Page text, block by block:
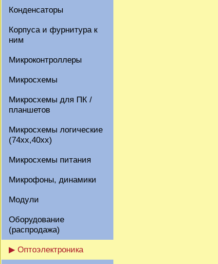
Конденсаторы
Корпуса и фурнитура к
ним
Микроконтроллеры
Микросхемы
Микросхемы для ПК /
планшетов
Микросхемы логические
(74xx,40xx)
Микросхемы питания
Микрофоны, динамики
Модули
Оборудование
(распродажа)
▶ Оптоэлектроника